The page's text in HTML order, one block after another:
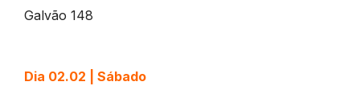
Galvão 148
Dia 02.02 | Sábado